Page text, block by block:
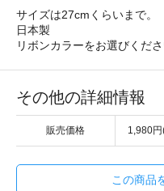
サイズは27cmくらいまで。
日本製
リボンカラーをお選びくださ
その他の詳細情報
販売価格 1,980
この商品